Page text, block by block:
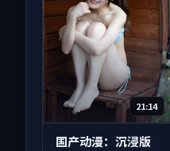
21:14
国产动漫：沉浸版